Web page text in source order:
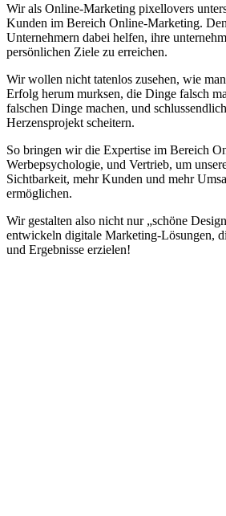
Wir als Online-Marketing pixellovers
Kunden im Bereich Online-Marketing.
Unternehmern dabei helfen, ihre
persönlichen Ziele zu erreichen.
Wir wollen nicht tatenlos zusehen, wie
Erfolg herum murksen, die Dinge falsch
falschen Dinge machen, und
Herzensprojekt scheitern.
So bringen wir die Expertise im Bereich
Werbepsychologie, und Vertrieb, um
Sichtbarkeit, mehr Kunden und mehr
ermöglichen.
Wir gestalten also nicht nur „schöne
entwickeln digitale Marketing-Lösungen,
und Ergebnisse erzielen!